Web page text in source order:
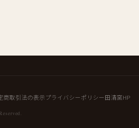
商取引法の表示プライバシーポリシー田清窯HP